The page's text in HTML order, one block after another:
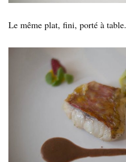
Le même plat, fini, porté à table.